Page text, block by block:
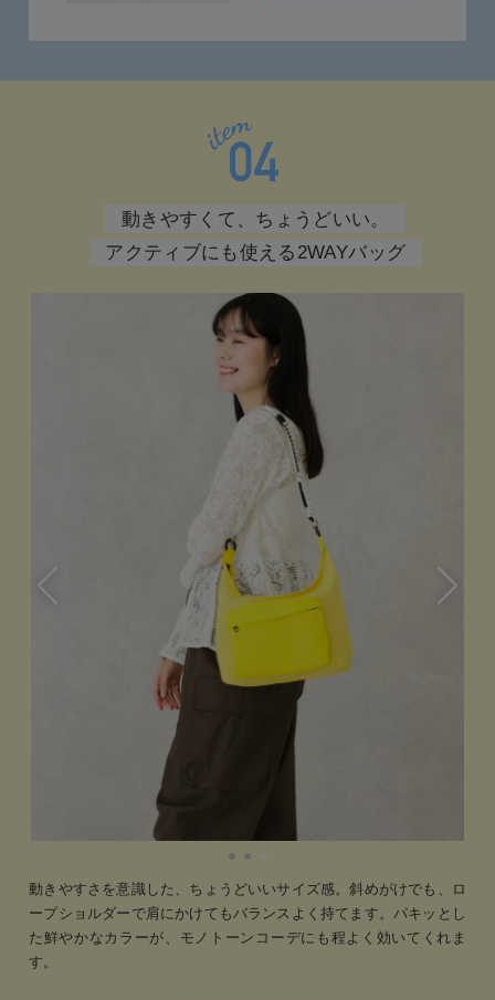
動きやすくて、ちょうどいい。
アクティブにも使える2WAYバッグ
動きやすさを意識した、ちょうどいいサイズ感。斜めがけでも、ロ
ープショルダーで肩にかけてもバランスよく持てます。パキッとし
た鮮やかなカラーが、モノトーンコーデにも程よく効いてくれま
す。